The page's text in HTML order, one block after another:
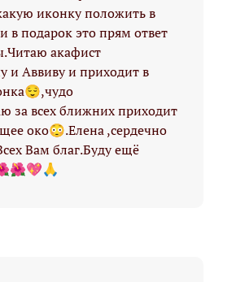
иконку положить в
в подарок это прям ответ
акафист
и Аввиву и приходит в
за всех ближних приходит
око😳.Елена ,сердечно
Вам благ.Буду ещё